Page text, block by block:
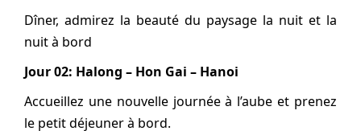
Dîner, admirez la beauté du paysage la nuit et la
nuit à bord
Jour 02: Halong – Hon Gai – Hanoi
Accueillez une nouvelle journée à l’aube et prenez
le petit déjeuner à bord.